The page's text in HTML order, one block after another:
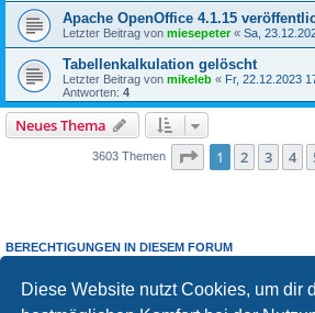
Diese Website nutzt Cookies, um dir
Apache OpenOffice 4.1.15
Letzter Beitrag von miesepeter« Sa,
Tabellenkalkulation gelöscht
Letzter Beitrag von mikeleb « Fr, 22.12.2023
Antworten: 4
Neues Thema
3603 Themen Seite 1von 73
1 2 3 4
BERECHTIGUNGEN IN DIESEM FORUM
Dudarfst Antworten zu Themen in diesem Forum
Du darfst deine Beiträge in diesem Forumnichtändern.